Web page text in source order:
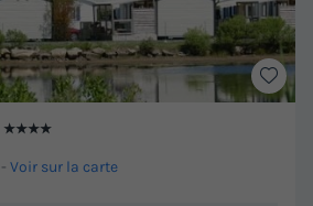
★★★★
-Voir sur la carte